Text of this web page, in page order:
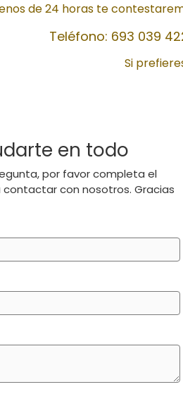
de 24 horas te
Teléfono: 693 039
Si
en todo
por favor completa el
con nosotros. Gracias